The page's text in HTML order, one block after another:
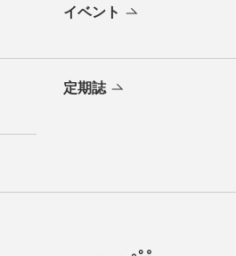
イベント
定期誌